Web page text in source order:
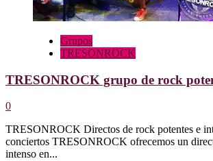
Grupos
TRESONROCK
TRESONROCK grupo de rock
0
TRESONROCK Directos de rock potentes e
conciertos TRESONROCK ofrecemos un
intenso en...